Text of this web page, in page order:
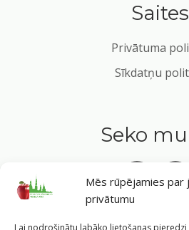
Mēs rūpējamies par
privātumu
Lai nodrošinātu labāko lietošanas
Saites
Privātuma
Sīkdatņu
Seko